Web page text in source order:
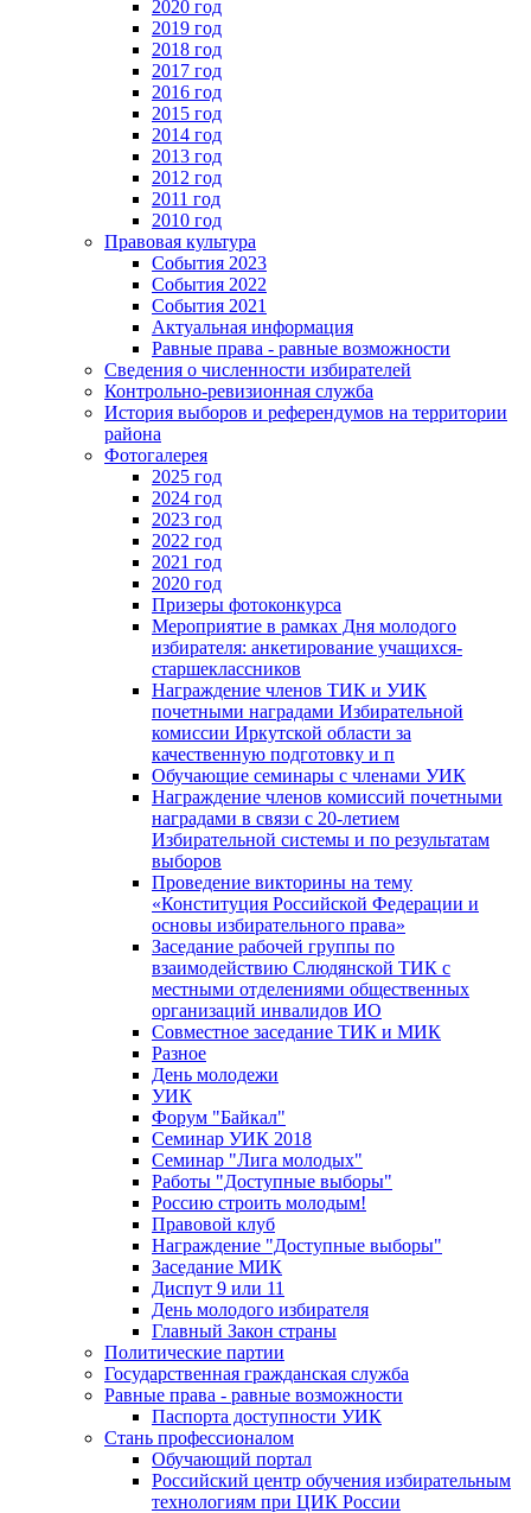
2020 год
2019 год
2018 год
2017 год
2016 год
2015 год
2014 год
2013 год
2012 год
2011 год
2010 год
Правовая культура
События 2023
События 2022
События 2021
Актуальная информация
Равные права - равные возможности
Сведения о численности избирателей
Контрольно-ревизионная служба
История выборов и референдумов на территории
района
Фотогалерея
2025 год
2024 год
2023 год
2022 год
2021 год
2020 год
Призеры фотоконкурса
Мероприятие в рамках Дня молодого
избирателя: анкетирование учащихся-
старшеклассников
Награждение членов ТИК и УИК
почетными наградами Избирательной
комиссии Иркутской области за
качественную подготовку и п
Обучающие семинары с членами УИК
Награждение членов комиссий почетными
наградами в связи с 20-летием
Избирательной системы и по результатам
выборов
Проведение викторины на тему
«Конституция Российской Федерации и
основы избирательного права»
Заседание рабочей группы по
взаимодействию Слюдянской ТИК с
местными отделениями общественных
организаций инвалидов ИО
Совместное заседание ТИК и МИК
Разное
День молодежи
УИК
Форум "Байкал"
Семинар УИК 2018
Семинар "Лига молодых"
Работы "Доступные выборы"
Россию строить молодым!
Правовой клуб
Награждение "Доступные выборы"
Заседание МИК
Диспут 9 или 11
День молодого избирателя
Главный Закон страны
Политические партии
Государственная гражданская служба
Равные права - равные возможности
Паспорта доступности УИК
Стань профессионалом
Обучающий портал
Российский центр обучения избирательным
технологиям при ЦИК России